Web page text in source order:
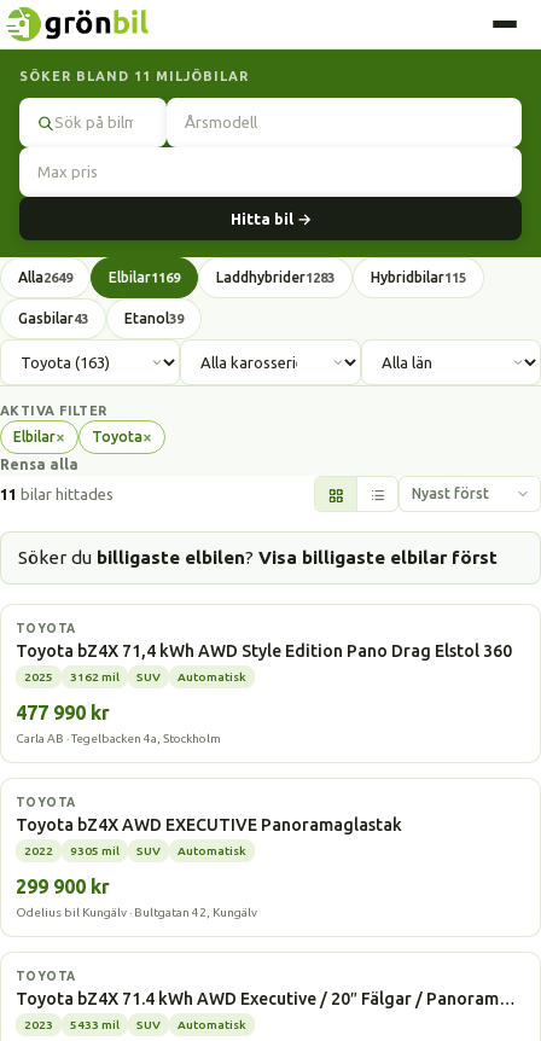
SÖKER BLAND 11 MILJÖBILAR
Hitta bil →
Alla2649 Elbilar1169 Laddhybrider1283 Hybridbilar115
Gasbilar43 Etanol39
AKTIVA FILTER
Elbilar×
Ta
bort
filter
Toyota×
Ta
filter
Rensa alla
11 bilar hittades
Söker du billigaste elbilen? Visa billigaste elbilar först
Elbil
TOYOTA
Toyota bZ4X 71,4 kWh AWD Style Edition Pano Drag Elstol 360
2025 3162 mil SUV Automatisk
477 990 kr
Carla AB · Tegelbacken 4a, Stockholm
Elbil
TOYOTA
Toyota bZ4X AWD EXECUTIVE Panoramaglastak
2022 9305 mil SUV Automatisk
299 900 kr
Odelius bil Kungälv · Bultgatan 42, Kungälv
Elbil
TOYOTA
Toyota bZ4X 71.4 kWh AWD Executive / 20″ Fälgar / Panoram…
2023 5433 mil SUV Automatisk